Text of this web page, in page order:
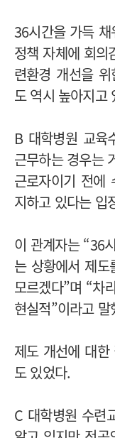
36시간을 가득
정책 자체에 회의
련환경 개선을
도 역시 높아지고
B 대학병원 교육
근무하는 경우는
근로자이기 전에
지하고 있다는 입
이 관계자는 “36
는 상황에서 제
모르겠다”며 “차
현실적”이라고 말
제도 개선에 대
도 있었다.
C 대학병원 수련